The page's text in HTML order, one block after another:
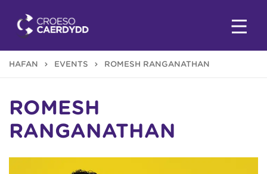
HAFAN EVENTS ROMESH RANGANATHAN
ROMESH
RANGANATHAN